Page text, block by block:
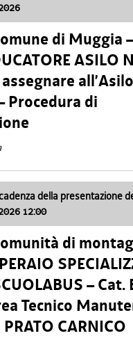
di Muggia
ASILO
assegnare
Procedura di
della presentazione
12:00
di
– Cat.
Tecnico
CARNICO